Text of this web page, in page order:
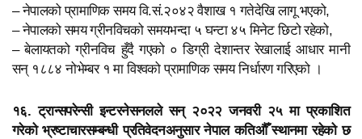
– नेपालको प्रामाणिक समय वि.सं.२०४२ वैशाख १ गतेदेखि लागू भएको,
– नेपालको समय ग्रीनविचको समयभन्दा ५ घन्टा ४५ मिनेट छिटो रहेको,
– बेलायतको ग्रीनविच हुँदै गएको ० डिग्री देशान्तर रेखालाई आधार मानी
सन् १८८४ नोभेम्बर १ मा विश्वको प्रामाणिक समय निर्धारण गरिएको ।
१६. ट्रान्सपरेन्सी इन्टरनेसनलले सन् २०२२ जनवरी २५ मा प्रकाशित
गरेको भ्रष्टाचारसम्बन्धी प्रतिवेदनअनुसार नेपाल कतिऔँ स्थानमा रहेको छ